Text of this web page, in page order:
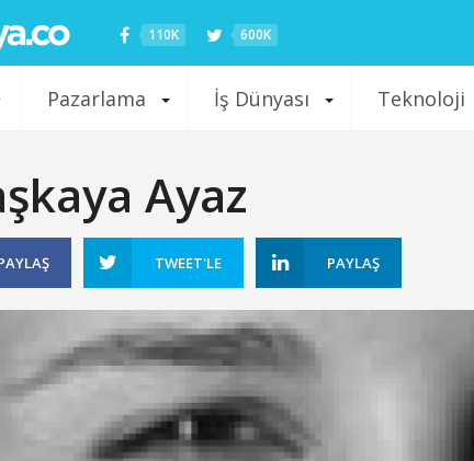
110K 600K
Pazarlama İş Dünyası Teknoloji
Ayaz
TWEET'LE PAYLAŞ